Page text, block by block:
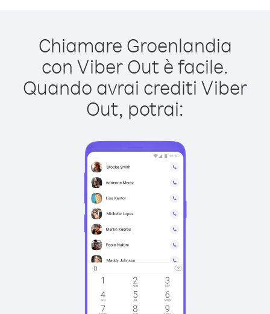
Chiamare Groenlandia
con Viber Out è facile.
Quando avrai crediti Viber
Out, potrai: